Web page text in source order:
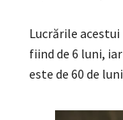
Lucrările
fiind de 6 luni,
este de 60 de